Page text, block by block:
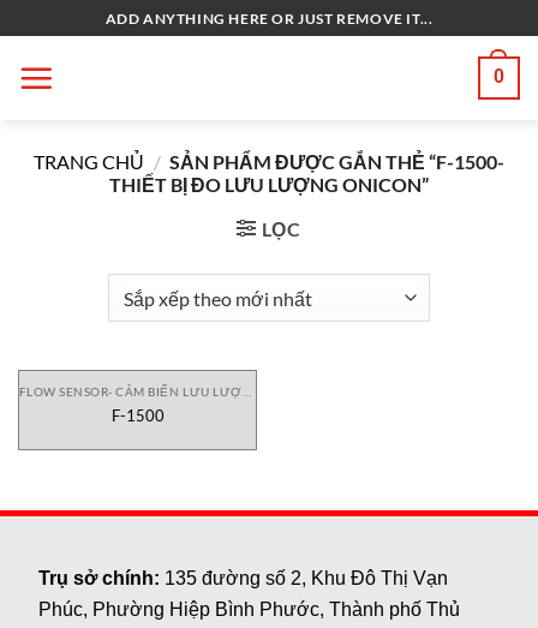
qua
nội
ADD ANYTHING HERE OR JUST REMOVE IT...
0
TRANG CHỦ / SẢN PHẨM ĐƯỢC GẮN THẺ “F-1500-
THIẾT BỊ ĐO LƯU LƯỢNG ONICON”
LỌC
F-1500
Trụ sở chính: 135 đường số 2, Khu Đô Thị Vạn
Phúc, Phường Hiệp Bình Phước, Thành phố Thủ